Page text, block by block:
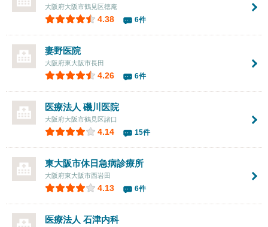
大阪府大阪市鶴見区徳庵
4.38 6件
妻野医院
大阪府東大阪市長田
4.26 6件
医療法人 磯川医院
大阪府大阪市鶴見区諸口
4.14 15件
東大阪市休日急病診療所
大阪府東大阪市西岩田
4.13 6件
医療法人 石津内科